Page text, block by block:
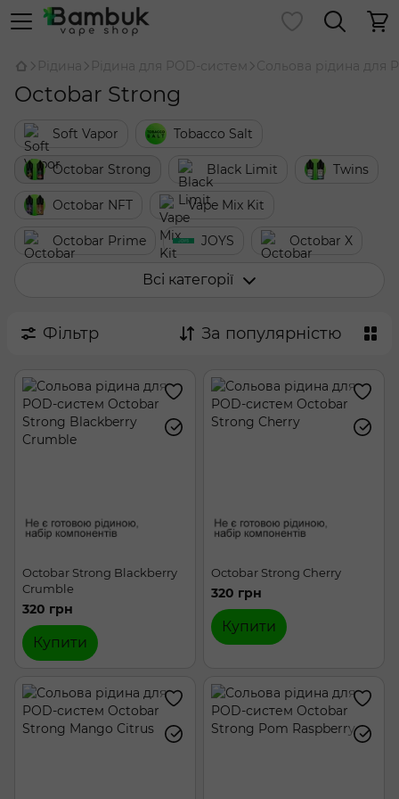
Рідина Рідина для POD-систем Сольова рідина для
Octobar Strong
Soft Vapor Tobacco Salt
Octobar Strong Black Limit Twins
Octobar NFT Vape Mix Kit
Octobar Prime JOYS Octobar X
Octobar FRESH & SOUR
Chaser LUX
Chaser Special Berry Chaser 7 Years
Chaser My Mint Chaser Nova
Epix Mix Hype Black Hype Hard
Всі категорії
Фільтр За популярністю
Octobar Strong Blackberry
Crumble
320 грн
Купити
Octobar Strong Cherry
320 грн
Купити